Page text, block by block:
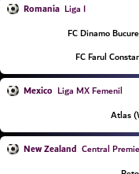
Romania Liga I
FC Dinamo
FC Farul
Mexico Liga MX Femenil
Atlas
New Zealand Central